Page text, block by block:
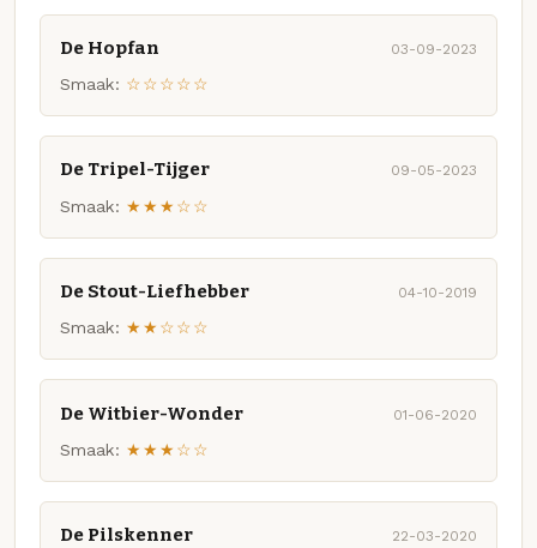
De Hopfan 03-09-2023
Smaak: ☆☆☆☆☆
De Tripel-Tijger 09-05-2023
Smaak: ★★★☆☆
De Stout-Liefhebber 04-10-2019
Smaak: ★★☆☆☆
De Witbier-Wonder 01-06-2020
Smaak: ★★★☆☆
De Pilskenner 22-03-2020